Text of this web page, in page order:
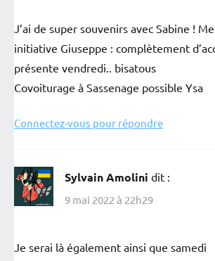
J’ai de super souvenirs avec Sabine !
initiative Giuseppe : complètement
présente vendredi.. bisatous
Covoiturage à Sassenage possible Ysa
Connectez-vous pour répondre
Sylvain Amolini dit :
9 mai 2022 à 22h29
Je serai là également ainsi que samedi